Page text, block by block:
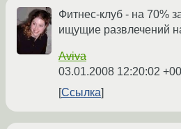
Фитнес-клуб - на 70%
ищущие развлечений
Aviva
03.01.2008 12:20:02
Ссылка